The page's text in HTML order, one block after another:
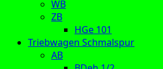
WB
ZB
HGe 101
Triebwagen Schmalspur
AB